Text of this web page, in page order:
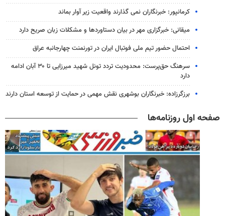
کرمانپور: خبرنگاران نمی گذارند واقعیت زیر آوار بماند
میقانی: خبرگزاری مهر در بیان دستاوردها و مشکلات زبان صریح دارد
احتمال حضور تیم ملی فوتبال ایران در تورنمنت چهارجانبه عراق
سرهنگ حق‌پرست: محدودیت تردد تونل شهید میرزایی تا ۳۰ آبان ادامه
دارد
برزگرزاده: خبرنگاران بوشهری نقش مهمی در حمایت از توسعه استان دارند
صفحه اول روزنامه‌ها